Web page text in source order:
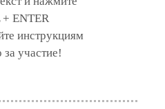
ENTER
инструкциям
участие!